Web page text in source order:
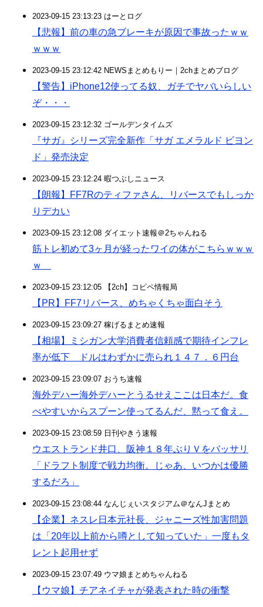
2023-09-15 23:13:23 はーとログ
【悲報】前の車の急ブレーキが原因で事故ったｗｗ
ｗｗｗ
2023-09-15 23:12:42 NEWSまとめもりー｜2chまとめブログ
【警告】iPhone12使ってる奴、ガチでヤバいらしい
ぞ・・・
2023-09-15 23:12:32 ゴールデンタイムズ
『サガ』シリーズ完全新作「サガ エメラルド ビヨン
ド」発売決定
2023-09-15 23:12:24 暇つぶしニュース
【朗報】FF7Rのティファさん、リバースでもしっか
りデカい
2023-09-15 23:12:08 ダイエット速報＠2ちゃんねる
筋トレ初めて3ヶ月が経ったワイの体がこちらｗｗｗ
ｗ
2023-09-15 23:12:05 【2ch】コピペ情報局
【PR】FF7リバース、めちゃくちゃ面白そう
2023-09-15 23:09:27 稼げるまとめ速報
【相場】ミシガン大学消費者信頼感で期待インフレ
率が低下 ドルはわずかに売られ１４７．６円台
2023-09-15 23:09:07 おうち速報
海外デハー海外デハーとうるせえここは日本だ。食
べやすいからスプーン使ってるんだ、黙って食え。
2023-09-15 23:08:59 日刊やきう速報
ウエストランド井口、阪神１８年ぶりＶをバッサリ
「ドラフト制度で戦力均衡。じゃあ、いつかは優勝
するだろ」
2023-09-15 23:08:44 なんじぇいスタジアム＠なんJまとめ
【企業】ネスレ日本元社長、ジャニーズ性加害問題
は「20年以上前から噂として知っていた」一度もタ
レント起用せず
2023-09-15 23:07:49 ウマ娘まとめちゃんねる
【ウマ娘】チアネイチャが発表された時の衝撃